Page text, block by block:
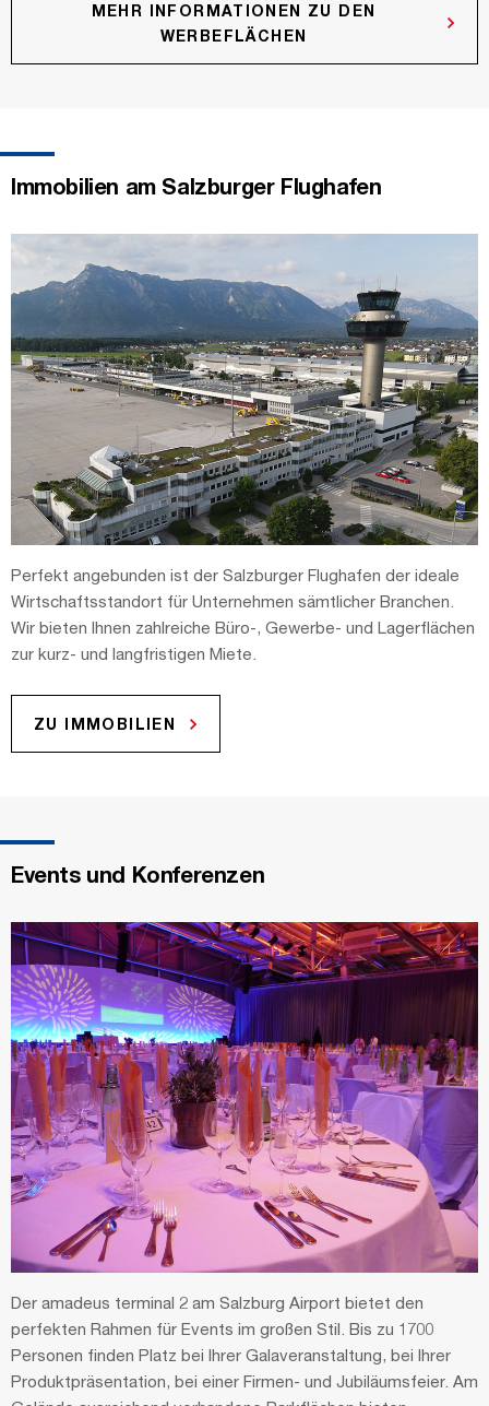
MEHR INFORMATIONEN ZU DEN
WERBEFLÄCHEN
Immobilien am Salzburger Flughafen
Perfekt angebunden ist der Salzburger Flughafen der ideale
Wirtschaftsstandort für Unternehmen sämtlicher Branchen.
Wir bieten Ihnen zahlreiche Büro-, Gewerbe- und Lagerflächen
zur kurz- und langfristigen Miete.
ZU IMMOBILIEN
Events und Konferenzen
Der amadeus terminal 2 am Salzburg Airport bietet den
perfekten Rahmen für Events im großen Stil. Bis zu 1700
Personen finden Platz bei Ihrer Galaveranstaltung, bei Ihrer
Produktpräsentation, bei einer Firmen- und Jubiläumsfeier. Am